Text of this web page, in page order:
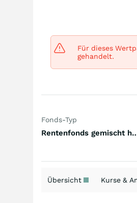
Für dieses
gehandelt.
Fonds-Typ
Rentenfonds gemischt höherverzinst
Übersicht Kurse &